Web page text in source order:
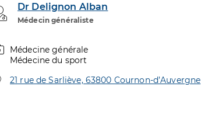
Dr Delignon Alban
Médecin généraliste
Professionel de santé
Spécialités
Médecine générale
Médecine du sport
Adresse
21 rue de Sarliève, 63800 Cournon-d’Auvergne